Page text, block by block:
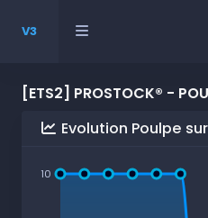
V3
[ETS2] PROSTOCK® -
Evolution Poulpe
10